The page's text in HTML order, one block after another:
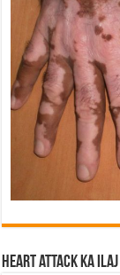
Heart attack ka ilaj